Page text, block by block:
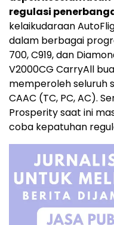
regulasi
kelaikudaraan
dalam berbagai
700, C919, dan
V2000CG CarryAll
memperoleh seluruh
CAAC (TC, PC, AC).
Prosperity saat ini
coba kepatuhan